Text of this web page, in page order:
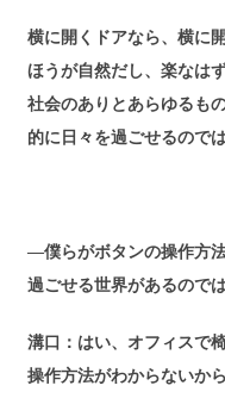
横に開くドアなら、横に
ほうが自然だし、楽なはず
社会のありとあらゆるも
的に日々を過ごせるので
―僕らがボタンの操作方
過ごせる世界があるので
溝口：はい、オフィスで
操作方法がわからないか